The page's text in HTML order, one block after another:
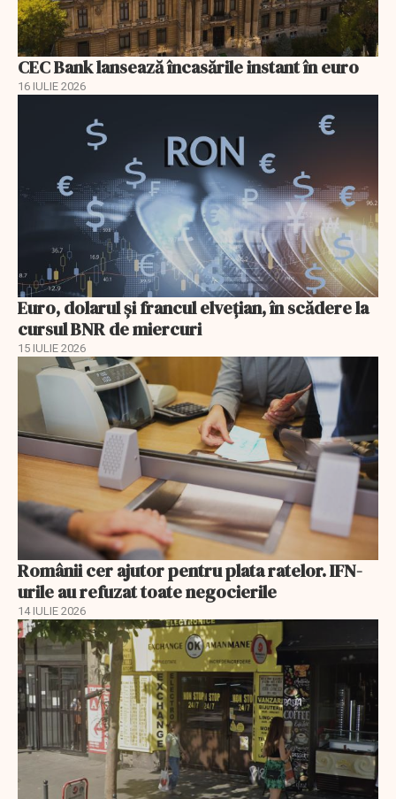
CEC Bank lansează încasările instant în euro
16 IULIE 2026
Euro, dolarul și francul elvețian, în scădere la
cursul BNR de miercuri
15 IULIE 2026
Românii cer ajutor pentru plata ratelor. IFN-
urile au refuzat toate negocierile
14 IULIE 2026